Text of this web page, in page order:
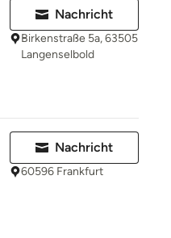
Nachricht
Birkenstraße 5a, 63505
Langenselbold
Nachricht
60596 Frankfurt